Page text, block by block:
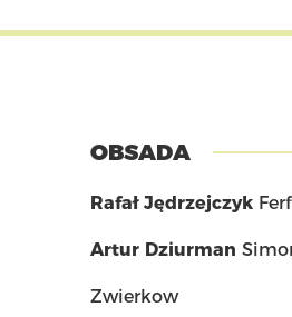
OBSADA
Rafał Jędrzejczyk
Artur Dziurman
Zwierkow